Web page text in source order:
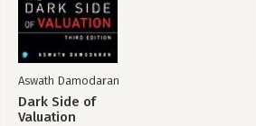
Aswath Damodaran
Dark Side of
Valuation